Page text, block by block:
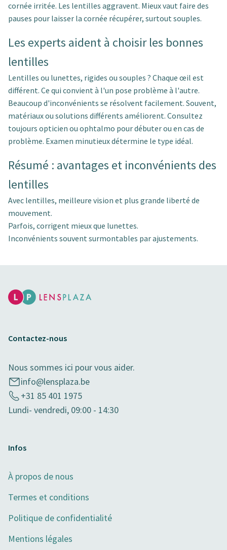
cornée irritée. Les lentilles aggravent. Mieux vaut faire des
pauses pour laisser la cornée récupérer, surtout souples.
Les experts aident à choisir les bonnes
lentilles
Lentilles ou lunettes, rigides ou souples ? Chaque œil est
différent. Ce qui convient à l'un pose problème à l'autre.
Beaucoup d'inconvénients se résolvent facilement. Souvent,
matériaux ou solutions différents améliorent. Consultez
toujours opticien ou ophtalmo pour débuter ou en cas de
problème. Examen minutieux détermine le type idéal.
Résumé : avantages et inconvénients des
lentilles
Avec lentilles, meilleure vision et plus grande liberté de
mouvement.
Parfois, corrigent mieux que lunettes.
Inconvénients souvent surmontables par ajustements.
Contactez-nous
Nous sommes ici pour vous aider.
info@lensplaza.be
+31 85 401 1975
Lundi- vendredi, 09:00 - 14:30
Infos
À propos de nous
Termes et conditions
Politique de confidentialité
Mentions légales